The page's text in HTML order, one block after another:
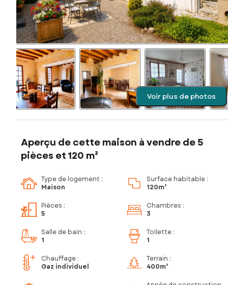
Voir plus de photos
Aperçu de cette maison à vendre de 5
pièces et 120 m²
Type de logement :
Maison
Surface habitable :
120m²
Pièces :
5
Chambres :
3
Salle de bain :
1
Toilette :
1
Chauffage :
Gaz individuel
Terrain :
400m²